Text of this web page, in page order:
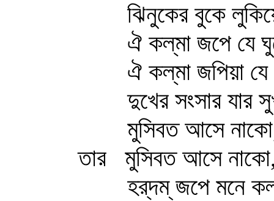
ঝিনুকের বুকে
ঐ কল্‌মা জপে যে
ঐ কল্‌মা জপিয়া যে
দুখের সংসার যার
মুসিবত আসে নাকো,
তার মুসিবত আসে
হর্‌দম্ জপে মনে